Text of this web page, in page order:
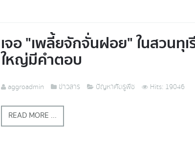
เจอ "เพลี้ยจักจั่นฝอย" ในสวนทุ
ใหญ่มีคำตอบ
aggroadmin ข่าวสาร ปัญหาศัตรูพืช Hits: 19046
READ MORE ...